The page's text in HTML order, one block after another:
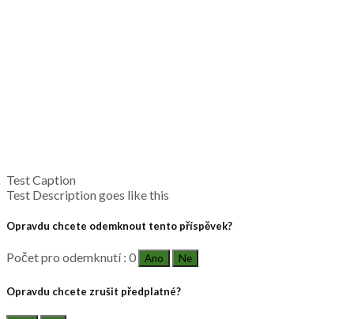
Test Caption
Test Description goes like this
Opravdu chcete odemknout tento příspěvek?
Počet pro odemknutí : 0 Ano Ne
Opravdu chcete zrušit předplatné?